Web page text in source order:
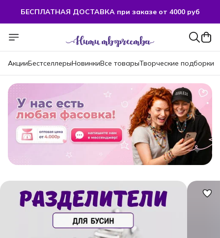
БЕСПЛАТНАЯ ДОСТАВКА при заказе от 4000 руб
АкцииБестселлерыНовинкиВсе товарыТворческие подборки